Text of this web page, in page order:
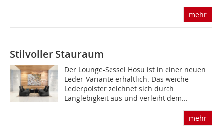
mehr
Stilvoller Stauraum
Der Lounge-Sessel Hosu ist in einer neuen
Leder-Variante erhältlich. Das weiche
Lederpolster zeichnet sich durch
Langlebigkeit aus und verleiht dem...
mehr